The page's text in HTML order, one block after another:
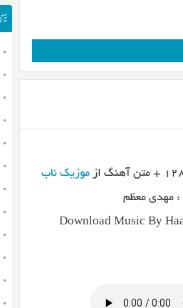
موزیک ناب
: مهدی معظم
Download Music By